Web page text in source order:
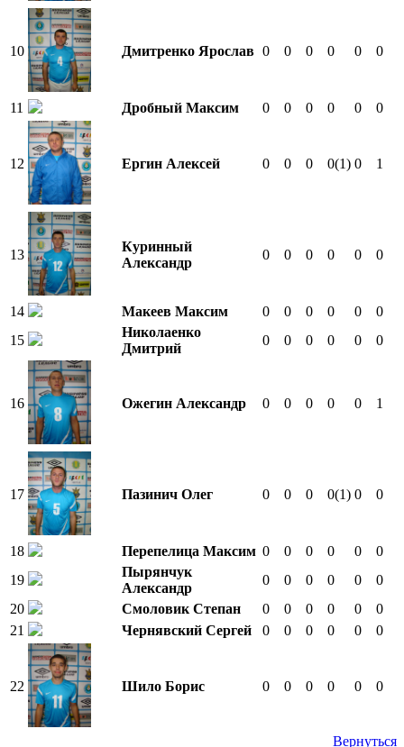
10 Дмитренко Ярослав 0 0 0 0 0 0
11 Дробный Максим 0 0 0 0 0 0
12 Ергин Алексей 0 0 0 0(1) 0 1
13
Куринный
Александр
0 0 0 0 0 0
14 Макеев Максим 0 0 0 0 0
0
15
Николаенко
Дмитрий
0 0 0 0 0 0
16 Ожегин Александр 0 0 0 0 0 1
17 Пазинич Олег 0 0 0 0(1) 0 0
18 Перепелица Максим 0 0 0 0 0
0
19
Пырянчук
Александр
0 0 0 0 0
0
20
Смоловик Степан 0 0 0 0 0
0
21
Чернявский Сергей 0 0 0 0 0 0
22 Шило Борис 0 0 0 0 0 0
Вернуться